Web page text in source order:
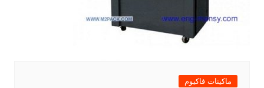
ماكينات فاكيوم